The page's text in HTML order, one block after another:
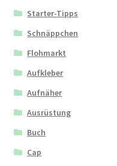
Starter-Tipps
Schnäppchen
Flohmarkt
Aufkleber
Aufnäher
Ausrüstung
Buch
Cap